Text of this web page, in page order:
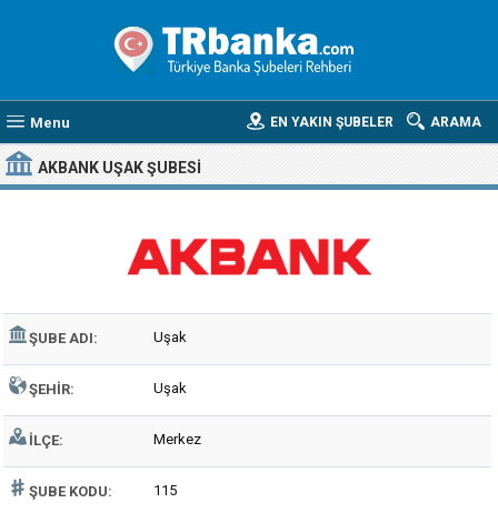
Menu ARAMA
EN YAKIN ŞUBELER
AKBANK UŞAK ŞUBESI
ŞUBE ADI: Uşak
ŞEHIR: Uşak
İLÇE: Merkez
ŞUBE KODU: 115